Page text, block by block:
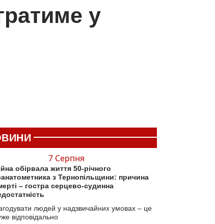
у
7 Серпня
обірвала життя 50-річного
з Тернопільщини: причина
– гостра серцево-судинна
людей у надзвичайних умовах – це
відповідально